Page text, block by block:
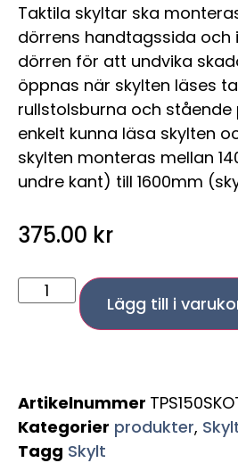
Taktila skyltar ska
dörrens handtagssida och
dörren för att undvika
öppnas när skylten läses
rullstolsburna och stående
enkelt kunna läsa skylten
skylten monteras mellan
undre kant) till 1600mm
375.00 kr
Lägg till i
Artikelnummer
Kategorier produkter,
Tagg Skylt